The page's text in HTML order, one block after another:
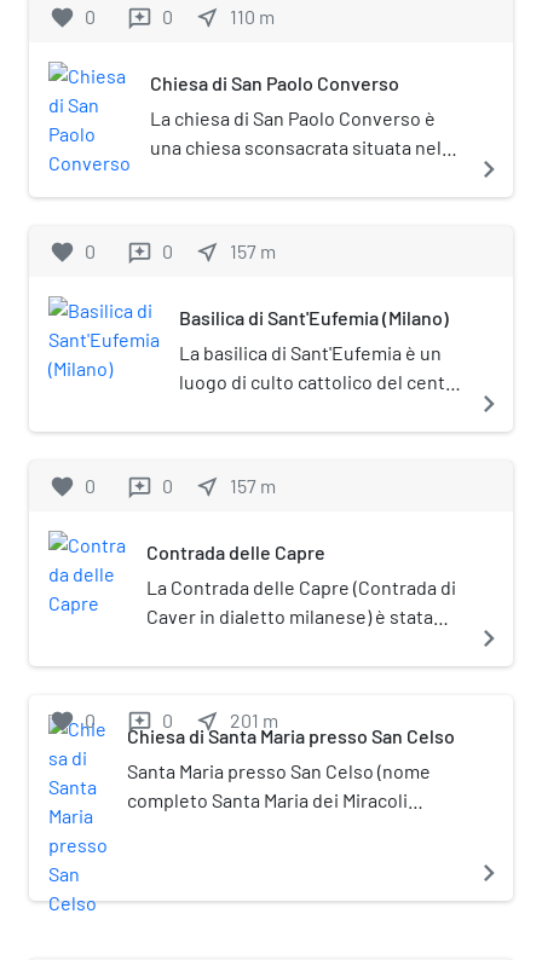
ridosso del Naviglio.
favorite 0 reviews 0 near_me 110 m
Chiesa di San Paolo Converso
La chiesa di San Paolo Converso è
una chiesa sconsacrata situata nel
fra corso Italia e piazza Sant'Eufemia.
navigate_next
favorite 0 reviews 0 near_me 157 m
Basilica di Sant'Eufemia (Milano)
La basilica di Sant'Eufemia è un
luogo di culto cattolico del centro
nell'omonima piazza, lungo corso
navigate_next
favorite 0 reviews 0 near_me 157 m
Contrada delle Capre
La Contrada delle Capre (Contrada di
Caver in dialetto milanese) è stata
al sestiere di Porta Romana.
navigate_next
favorite 0 reviews 0 near_me 201 m
Chiesa di Santa Maria presso San Celso
Santa Maria presso San Celso (nome
completo Santa Maria dei Miracoli
navigate_next